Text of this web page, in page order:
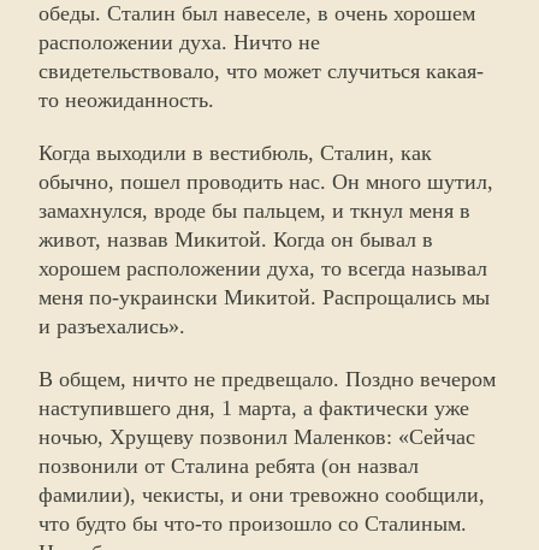
обеды. Сталин был навеселе, в очень хорошем
расположении духа. Ничто не
свидетельствовало, что может случиться какая-
то неожиданность.
Когда выходили в вестибюль, Сталин, как
обычно, пошел проводить нас. Он много шутил,
замахнулся, вроде бы пальцем, и ткнул меня в
живот, назвав Микитой. Когда он бывал в
хорошем расположении духа, то всегда называл
меня по-украински Микитой. Распрощались мы
и разъехались».
В общем, ничто не предвещало. Поздно вечером
наступившего дня, 1 марта, а фактически уже
ночью, Хрущеву позвонил Маленков: «Сейчас
позвонили от Сталина ребята (он назвал
фамилии), чекисты, и они тревожно сообщили,
что будто бы что-то произошло со Сталиным.